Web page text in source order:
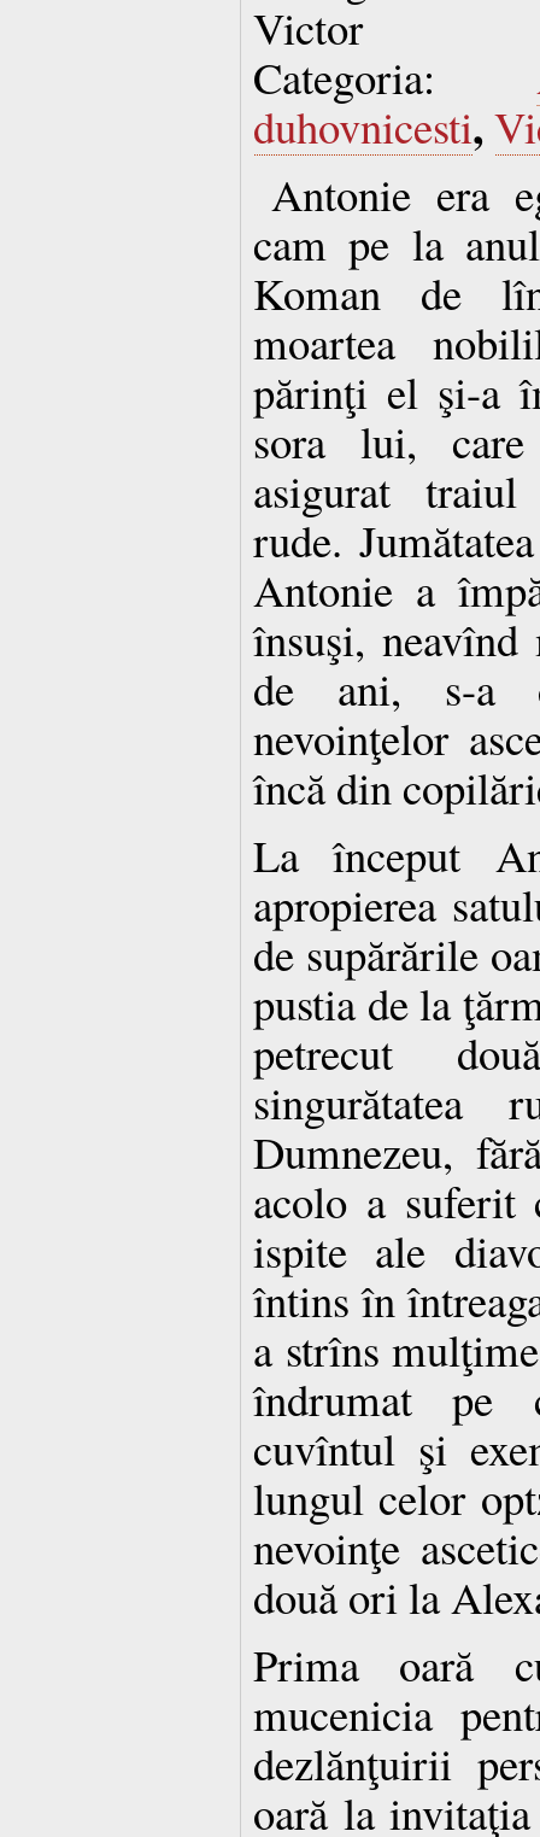
Victor
Categoria:
duhovnicesti,
Antonie era
cam pe la
Koman de
moartea
părinţi el şi-a
sora lui,
asigurat
rude.
Antonie a
însuşi,
de ani, s-a
nevoinţelor
încă din
La început
apropierea
de supărările
pustia de la
petrecut
singurătatea
Dumnezeu,
acolo a suferit
ispite ale
întins în
a strîns
îndrumat pe
cuvîntul şi
lungul celor
nevoinţe
două ori la
Prima oară
mucenicia
dezlănţuirii
oară la